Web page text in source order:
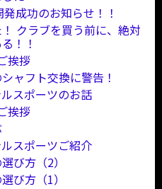
成功のお知らせ！！
クラブを買う前に、絶対
！！
挨拶
ャフト交換に警告！
スポーツのお話
挨拶
スポーツご紹介
び方（2）
び方（1）